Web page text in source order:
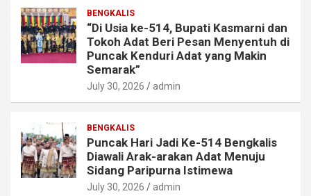
BENGKALIS
“Di Usia ke-514, Bupati Kasmarni dan
Tokoh Adat Beri Pesan Menyentuh di
Puncak Kenduri Adat yang Makin
Semarak”
July 30, 2026 admin
BENGKALIS
Puncak Hari Jadi Ke-514 Bengkalis
Diawali Arak-arakan Adat Menuju
Sidang Paripurna Istimewa
July 30, 2026 admin